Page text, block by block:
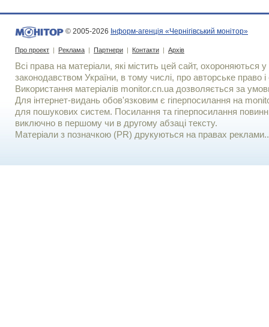
© 2005-2026 Інформ-агенція «Чернігівський монітор»
Про проект | Реклама | Партнери | Контакти | Архів
Всі права на матеріали, які містить цей сайт, охороняються у
законодавством України, в тому числі, про авторське право і
Використання матерiалiв monitor.cn.ua дозволяється за
Для iнтернет-видань обов'язковим є гiперпосилання на
для пошукових систем. Посилання та гіперпосилання
виключно в першому чи в другому абзаці тексту.
Матеріали з позначкою (PR) друкуються на правах реклами..